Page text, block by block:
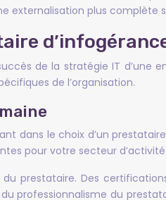
externalisation plus complète
de la stratégie IT d’une
de l’organisation.
dans le choix d’un
pour votre secteur d’activité.
prestataire. Des
professionnalisme du